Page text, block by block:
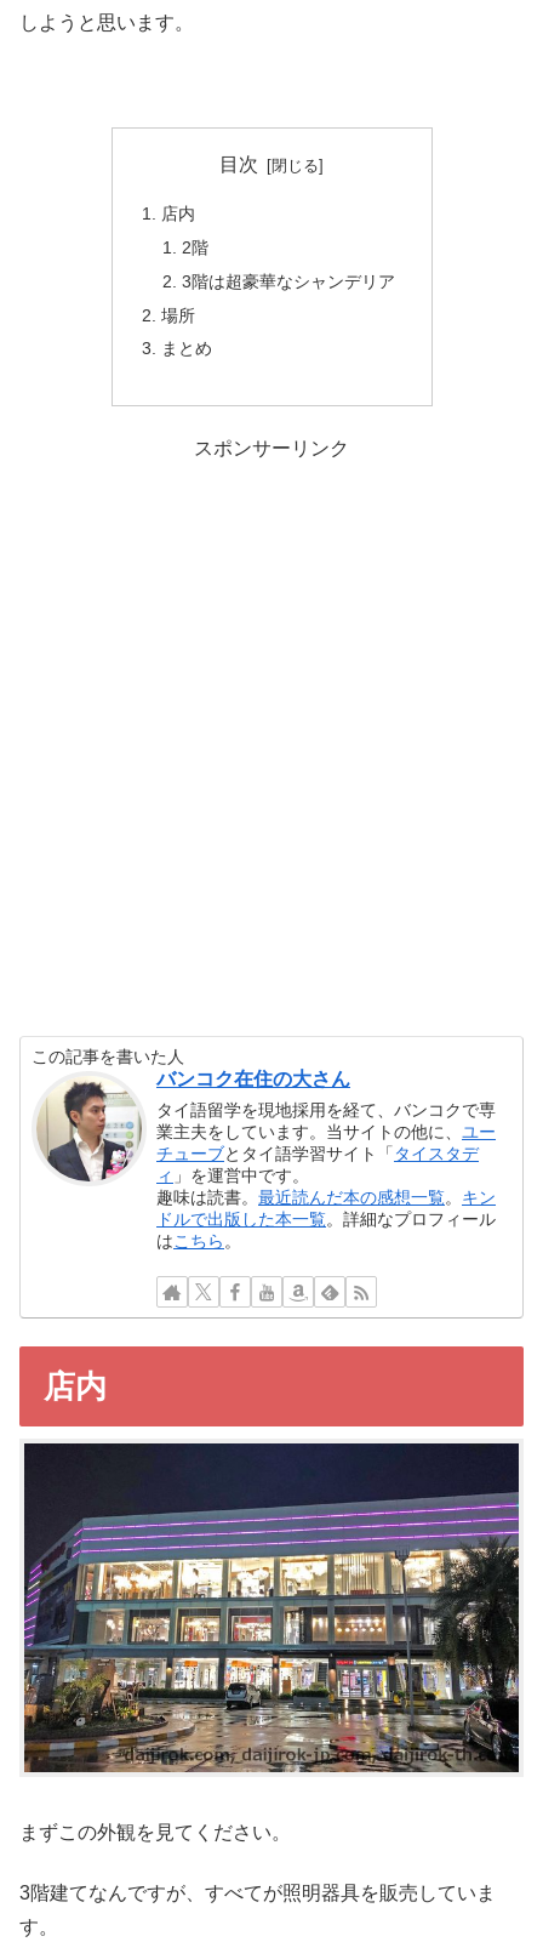
しようと思います。
目次
店内
2階
3階は超豪華なシャンデリア
場所
まとめ
スポンサーリンク
この記事を書いた人
バンコク在住の大さん
タイ語留学を現地採用を経て、バンコクで専
業主夫をしています。当サイトの他に、 ユー
チューブとタイ語学習サイト「 タイスタデ
ィ 」を運営中です。
趣味は読書。最近読んだ本の感想一覧。 キン
ドルで出版した本一覧。詳細なプロフィール
はこちら 。
店内
まずこの外観を見てください。
3階建てなんですが、すべてが照明器具を販売していま
す。